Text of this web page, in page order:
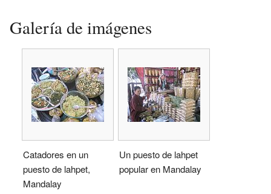
Galería de imágenes
Catadores en un
puesto de lahpet,
Mandalay
Un puesto de lahpet
popular en Mandalay